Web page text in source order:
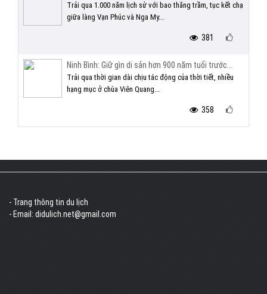
Trải qua 1.000 năm lịch sử với bao thăng trầm, tục kết chạ
giữa làng Vạn Phúc và Nga My...
381
Ninh Bình: Giữ gìn di sản hơn 900 năm tuổi trước...
Trải qua thời gian dài chịu tác động của thời tiết, nhiều
hạng mục ở chùa Viên Quang...
358
- Trang thông tin du lịch
- Email: didulich.net@gmail.com